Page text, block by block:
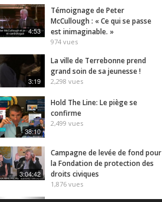
4:53
Témoignage de Peter
McCullough : « Ce qui se passe
est inimaginable. »
974 vues
3:19
La ville de Terrebonne prend
grand soin de sa jeunesse !
2,298 vues
38:10
Hold The Line: Le piège se
confirme
2,499 vues
3:04:42
Campagne de levée de fond pour
la Fondation de protection des
droits civiques
1,876 vues